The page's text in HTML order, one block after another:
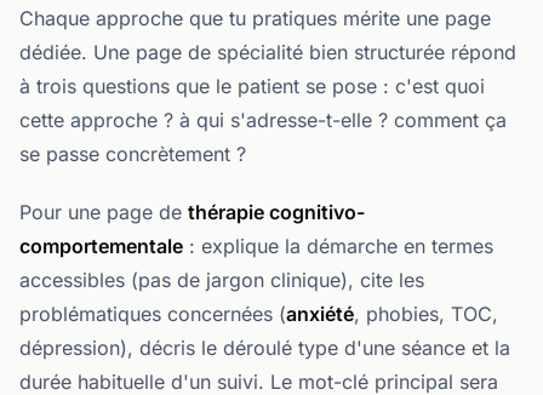
Chaque approche que tu pratiques mérite une page
dédiée. Une page de spécialité bien structurée répond
à trois questions que le patient se pose : c'est quoi
cette approche ? à qui s'adresse-t-elle ? comment ça
se passe concrètement ?
Pour une page de thérapie cognitivo-
comportementale : explique la démarche en termes
accessibles (pas de jargon clinique), cite les
problématiques concernées (anxiété, phobies, TOC,
dépression), décris le déroulé type d'une séance et la
durée habituelle d'un suivi. Le mot-clé principal sera